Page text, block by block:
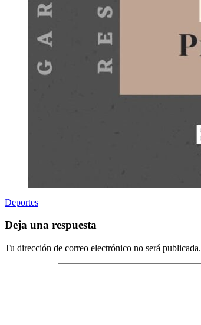
Deportes
Deja una respuesta
Tu dirección de correo electrónico no será publicada.